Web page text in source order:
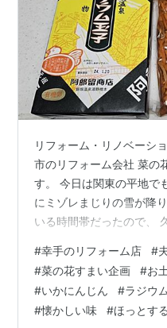
リフォーム・リノベーシ
市のリフォーム会社 菜の
す。 今日は関東の平地で
にミゾレまじりの雪が降
いる時間帯だったので、
で、外出の際はお気をつ
まして、 皆さんは実家に
かお土産を買いますか？
月に帰省しました。 帰り
#幸手のリフォーム店 #
#菜の花すまい企画 #お
#いかにんじん #ラジウ
#懐かしい味 #ほっとす